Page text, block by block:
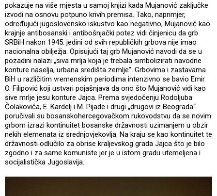
pokazuje na više mjesta u samoj knjizi kada Mujanović zaključke
izvodi na osnovu potpuno krivih premisa. Tako, naprimjer,
određujući jugoslovensko iskustvo kao negativno, Mujanović kao
krajnje antibosanski i antibošnjački potez vidi činjenicu da grb
SRBiH nakon 1945. jedini od svih republičkih grbova nije imao
nacionalna obilježja. Opisujući taj grb Mujanović navodi da se u
pozadini nalazi „siva mrlja koja je trebala simbolizirati navodne
konture naselja, urbana središta zemlje“. Grbovima i zastavama
BiH u različitim vremenskim periodima intenzivno se bavio Emir
O. Filipović koji ustvari pojašnjava da ono što Mujanović vidi kao
sive mrlje jesu konture Jajca. Prema svjedočenju Rodoljuba
Čolakovića, E. Kardelj i M. Pijade i drugi „drugovi iz Beograda“
poručivali su bosanskohercegovačkom rukovodstvu da se novim
grbom izrazi kontinuitet bosanske državnosti uzimanjem u obzir
nekih elemenata iz srednjovjekovlja. Na kraju se kao kontinuitet te
državnosti odlučilo za obrise kraljevskog grada Jajca što je bilo
zgodno i za same komuniste jer je u istom gradu utemeljena i
socijalistička Jugoslavija.